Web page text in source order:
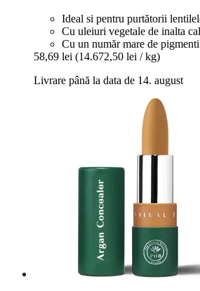
Ideal si pentru purtătorii
Cu uleiuri vegetale de inalta
Cu un număr mare de
58,69 lei (14.672,50 lei / kg)
Livrare până la data de 14. august